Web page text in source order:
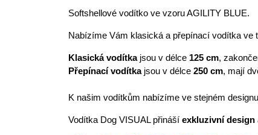
Softshellové vodítko ve vzoru AGILITY BLUE.
Nabízíme Vám klasická a přepínací vodítka ve
Klasická vodítkajsou v délce 125 cm,
Přepínací vodítkajsou v délce 250 cm, mají
K našim vodítkům nabízíme ve stejném
Vodítka Dog VISUAL přináší exkluzivní design